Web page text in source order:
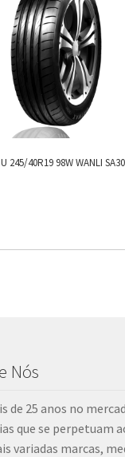
245/40R19 98W WANLI
Nós
de 25 anos no
que se perpetuam
variadas marcas,